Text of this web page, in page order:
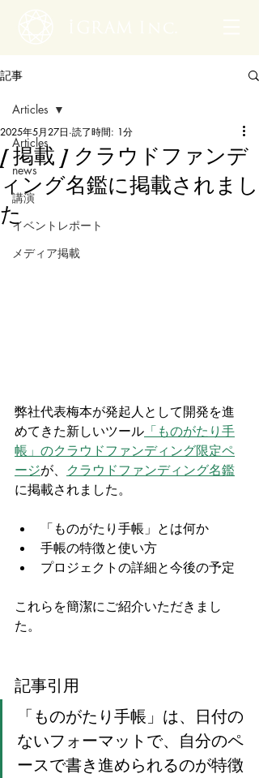
記事
Articles
news
講演
イベントレポート
メディア掲載
Articles
[ 掲載 ] クラウドファンデ
ィング名鑑に掲載されまし
た
2025年5月27日 読了時間: 1分
弊社代表梅本が発起人として開発を進
めてきた新しいツール 「ものがたり手
帳」のクラウドファンディング限定ペ
ージが、 クラウドファンディング名鑑
に掲載されました。
「ものがたり手帳」とは何か
手帳の特徴と使い方
プロジェクトの詳細と今後の予定
これらを簡潔にご紹介いただきまし
た。
記事引用
「ものがたり手帳」は、日付の
ないフォーマットで、自分のペ
ースで書き進められるのが特徴